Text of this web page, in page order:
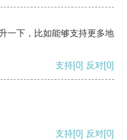
一下，比如能够支持更多地
支持[0] 反对[0]
支持[0] 反对[0]